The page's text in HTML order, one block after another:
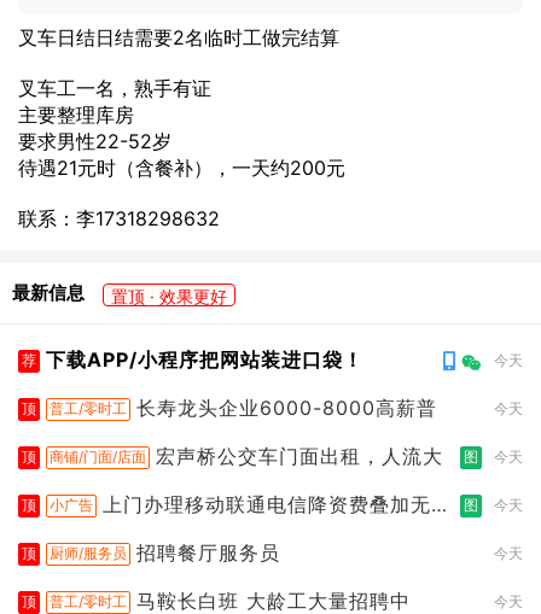
叉车日结日结需要2名临时工做完结算
叉车工一名，熟手有证
主要整理库房
要求男性22-52岁
待遇21元时（含餐补），一天约200元
联系：李17318298632
最新信息 置顶 · 效果更好
荐 下载APP/小程序把网站装进口袋！ 今天
顶 普工/零时工 长寿龙头企业6000-8000高薪普 今天
顶 商铺/门面/店面 宏声桥公交车门面出租，人流大 图 今天
顶 小广告 上门办理移动联通电信降资费叠加无限
图 今天
顶 厨师/服务员 招聘餐厅服务员 今天
顶 普工/零时工 马鞍长白班 大龄工大量招聘中 今天